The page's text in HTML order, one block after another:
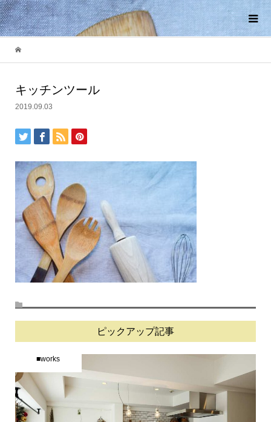
キッチンツール
2019.09.03
ピックアップ記事
■works